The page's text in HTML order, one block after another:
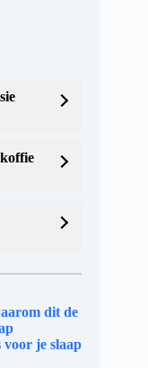
dit de
je slaap